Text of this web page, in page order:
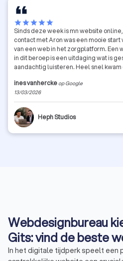
starstarstarstarstar
Sinds deze week is mn website
contact met Aron was een mooie start
van een web in het zorgplatform. Een
in dit beroep is een uitdaging wat is
aandachtig luisteren. Heel snel
zaten we op dezelfde idee waar de
een mooi en erg profesioneel resultaat
zeggen proficiat aan beide heren, de
krijg is zeer positief.
ines vanhercke op Google
13/03/2026
Heph Studios
Webdesignbureau
Gits: vind de beste
In het digitale tijdperk speelt een